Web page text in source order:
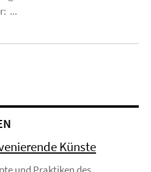
...
Künste